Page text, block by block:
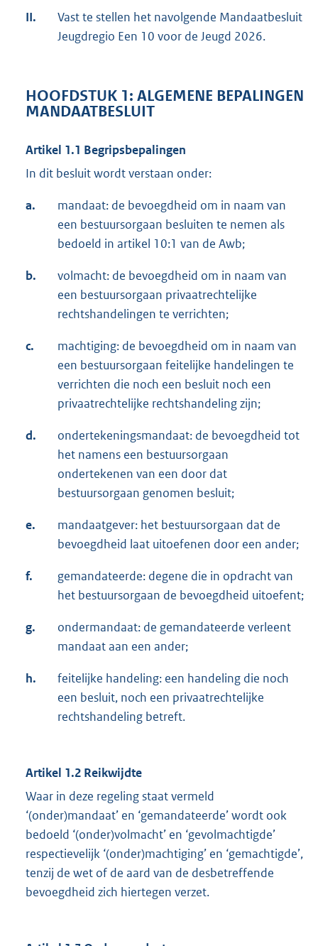
II.
Vast te stellen het navolgende Mandaatbesluit
Jeugdregio Een 10 voor de Jeugd 2026.
HOOFDSTUK 1: ALGEMENE BEPALINGEN
MANDAATBESLUIT
Artikel 1.1 Begripsbepalingen
In dit besluit wordt verstaan onder:
a.
mandaat: de bevoegdheid om in naam van
een bestuursorgaan besluiten te nemen als
bedoeld in artikel 10:1 van de Awb;
b.
volmacht: de bevoegdheid om in naam van
een bestuursorgaan privaatrechtelijke
rechtshandelingen te verrichten;
c.
machtiging: de bevoegdheid om in naam van
een bestuursorgaan feitelijke handelingen te
verrichten die noch een besluit noch een
privaatrechtelijke rechtshandeling zijn;
d.
ondertekeningsmandaat: de bevoegdheid tot
het namens een bestuursorgaan
ondertekenen van een door dat
bestuursorgaan genomen besluit;
e.
mandaatgever: het bestuursorgaan dat de
bevoegdheid laat uitoefenen door een ander;
f.
gemandateerde: degene die in opdracht van
het bestuursorgaan de bevoegdheid uitoefent;
g.
ondermandaat: de gemandateerde verleent
mandaat aan een ander;
h.
feitelijke handeling: een handeling die noch
een besluit, noch een privaatrechtelijke
rechtshandeling betreft.
Artikel 1.2 Reikwijdte
Waar in deze regeling staat vermeld
‘(onder)mandaat’ en ‘gemandateerde’ wordt ook
bedoeld ‘(onder)volmacht’ en ‘gevolmachtigde’
respectievelijk ‘(onder)machtiging’ en ‘gemachtigde’,
tenzij de wet of de aard van de desbetreffende
bevoegdheid zich hiertegen verzet.